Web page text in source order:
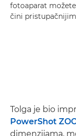
fotoaparat
čini
Tolga je bio
PowerShot
dimenzijama,